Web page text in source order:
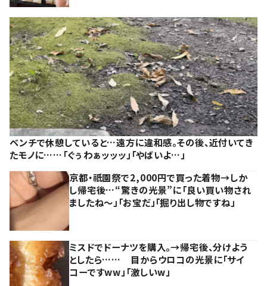
ベンチで休憩していると…遠方に違和感。その後、近付いてき
たモノに……「ぐぅわぁッッッ」「やばいよ…」
京都・祇園祭で2,000円で買った着物→しか
し帰宅後…“驚きの光景”に「良い買い物され
ましたね～」「お宝だ」「掘り出し物ですね」
ミスドでドーナツを購入。→帰宅後、分けよう
としたら…… 目からウロコの光景に「サイ
コーですww」「激しいw」